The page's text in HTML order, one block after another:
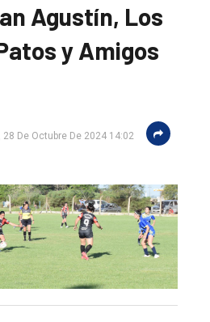
Agustín, Los
y Amigos
28 De Octubre De 2024 14:02